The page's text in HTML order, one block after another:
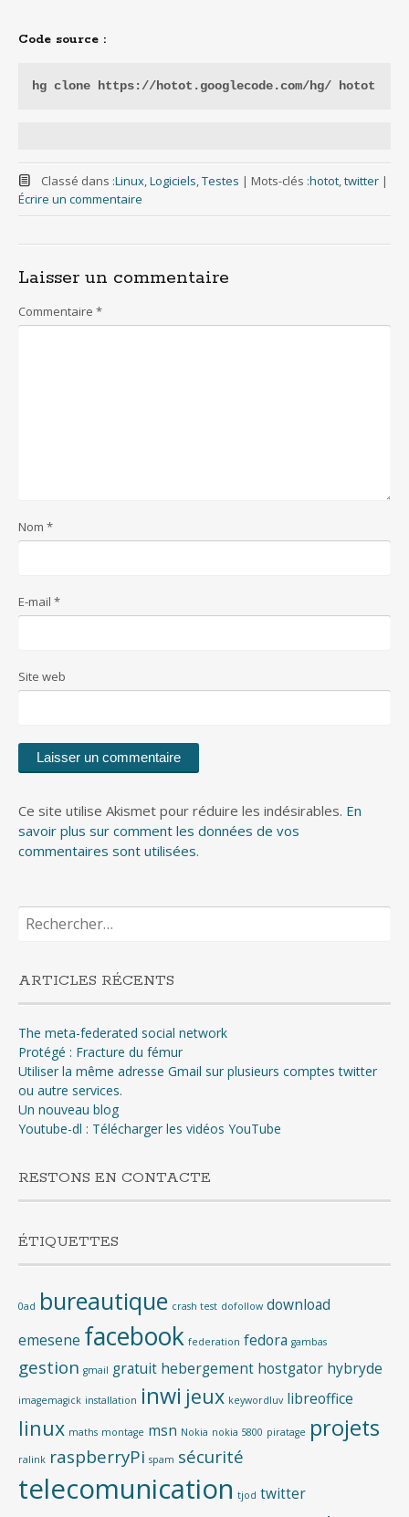
Code source :
hg clone https://hotot.googlecode.com/hg/ hotot
Classé dans :Linux,Logiciels,Testes | Mots-clés :hotot,twitter |
Écrire un commentaire
Laisser un commentaire
Commentaire *
Nom *
E-mail *
Site web
Ce site utilise Akismet pour réduire les indésirables. En
savoir plus sur comment les données de vos
commentaires sont utilisées.
Rechercher :
ARTICLES RÉCENTS
The meta-federated social network
Protégé : Fracture du fémur
Utiliser la même adresse Gmail sur plusieurs comptes twitter
ou autre services.
Un nouveau blog
Youtube-dl : Télécharger les vidéos YouTube
RESTONS EN CONTACTE
ÉTIQUETTES
0ad bureautique crash test dofollow download
emesene facebook federation fedora gambas
gestion gmail gratuit hebergement hostgator hybryde
imagemagick installation inwi jeux keywordluv libreoffice
linux maths montage msn Nokia nokia 5800 piratage projets
ralink raspberryPi spam sécurité
telecomunication tjod twitter